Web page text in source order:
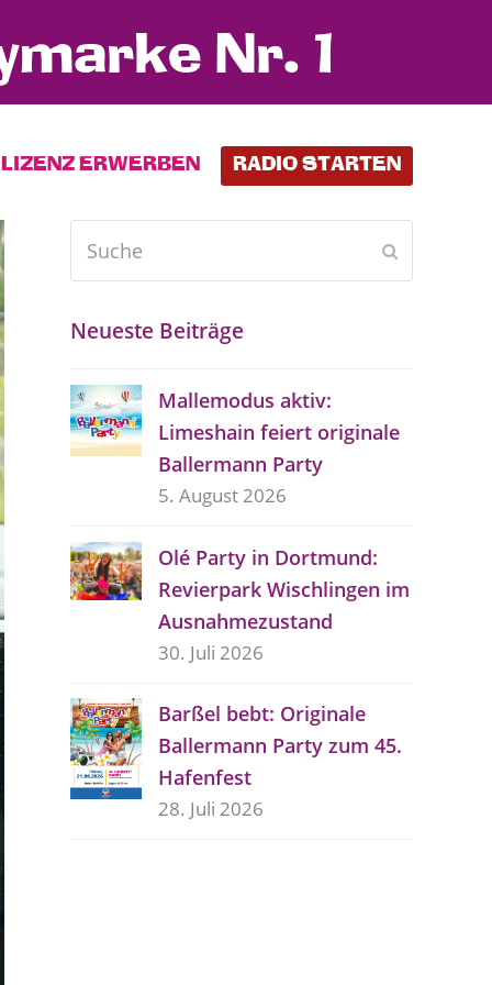
Nr. 1
LIZENZ ERWERBEN RADIO STARTEN
Neueste Beiträge
Mallemodus aktiv:
Limeshain feiert originale
Ballermann Party
5. August 2026
Olé Party in Dortmund:
Revierpark Wischlingen im
Ausnahmezustand
30. Juli 2026
Barßel bebt: Originale
Ballermann Party zum 45.
Hafenfest
28. Juli 2026